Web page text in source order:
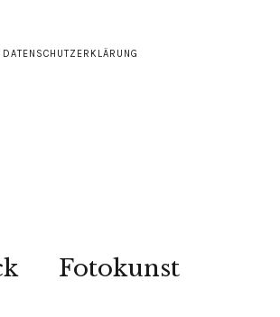
DATENSCHUTZERKLÄRUNG
Fotokunst